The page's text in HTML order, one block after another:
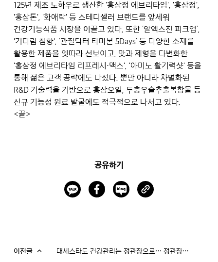
125년 제조 노하우로 생산한 '홍삼정 에브리타임', '홍삼정',
'홍삼톤', '화애락' 등 스테디셀러 브랜드를 앞세워
건강기능식품 시장을 이끌고 있다. 또한 ‘알엑스진 피크업’,
'기다림 침향', ‘관절닥터 타마본 5Days’ 등 다양한 소재를
활용한 제품을 잇따라 선보이고, 맛과 제형을 다변화한
'홍삼정 에브리타임 리프레시·맥스', '아미노 활기력샷' 등을
통해 젊은 고객 공략에도 나섰다. 뿐만 아니라 차별화된
R&D 기술력을 기반으로 홍삼오일, 두충우슬추출복합물 등
신규 기능성 원료 발굴에도 적극적으로 나서고 있다.
<끝>
공유하기
이전글 대세스타도 건강관리는 정관장으로… 정관장 광고영상 공개!